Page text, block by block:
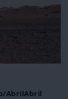
AbrilAbril